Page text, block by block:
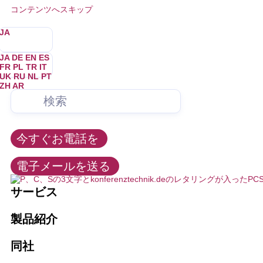
コンテンツへスキップ
JA
JA DE EN ES
FR PL TR IT
UKRUNLPT
ZHAR
今すぐお電話を
電子メールを送る
サービス
弊社は、会議およびメディア技術のあらゆる分野にサービスを提供
イベントと会議
レッティング
通訳
インストール
製品紹介
すべての会議テクノロジー製品をレンタル、購入、リース。弊社は
イベント・テクノロジー
会議室バンドル
LEDウォール、LEDテクノロジー
同社
私たちは常に、可能な限り最善の方法でお客様のニーズを満たす
す。
求人情報
教育
これが私たちだ
会社概要
あなたは誰ですか？
連邦政府、州、都市、政治
教育と大学
ホテル、見本市、会議センター
私たちは噛みついたりしない。–を困らせることもない。たまにね
+49 211 737798-13
info@konferenztechnik.de
すべてのコンタクトオプション
この記事では、このような選手たちの活躍を紹介します。このよう
この記事では、このような選手たちの活躍を紹介します。このよ